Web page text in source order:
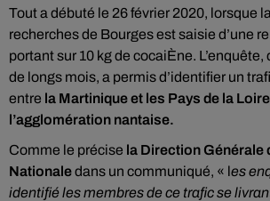
Tout a débuté le 26 février 2020, lorsque
recherches de Bourges est saisie d’une
portant sur 10 kg de cocaiÈne. L’enquête,
de longs mois, a permis d’identifier un
entre la Martinique et les Pays de la
l’agglomération nantaise.
Comme le précise la Direction Générale
Nationaledans un communiqué, « les
identifié les membres de ce trafic se